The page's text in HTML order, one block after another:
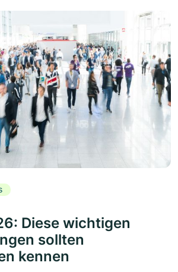
Diese wichtigen
sollten
kennen